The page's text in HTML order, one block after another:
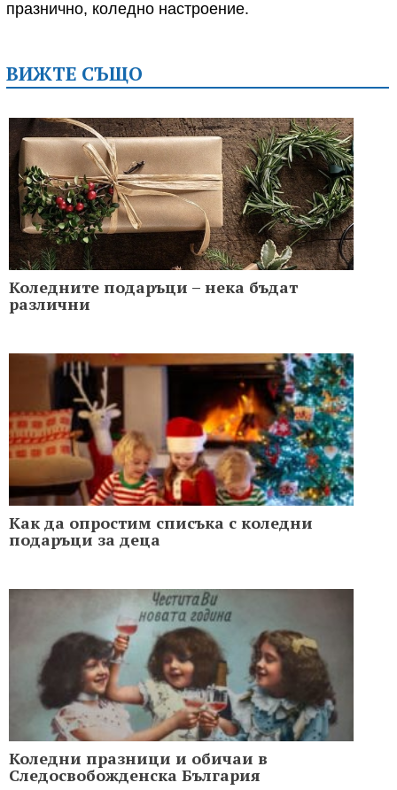
празнично, коледно настроение.
ВИЖТЕ СЪЩО
Коледните подаръци – нека бъдат
различни
Как да опростим списъка с коледни
подаръци за деца
Коледни празници и обичаи в
Следосвобожденска България